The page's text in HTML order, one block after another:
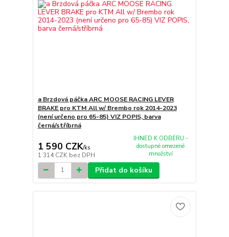
a Brzdová páčka ARC MOOSE RACING LEVER
BRAKE pro KTM All w/ Brembo rok 2014-2023
(není určeno pro 65-85) VIZ POPIS, barva
černá/stříbrná
1 590 CZK/ks
1 314 CZK bez DPH
IHNED K ODBĚRU -
dostupné omezené
množství
Přidat do košíku